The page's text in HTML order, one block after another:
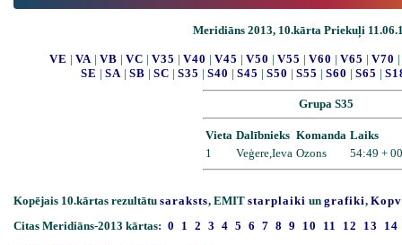
Meridiāns 2013, 10.kārta Priekuļi
VE | VA | VB | VC | V35 | V40 | V45 | V50 | V55 | V60 | V65 | V70 |
SE | SA| SB | SC | S35 | S40 | S45 | S50 | S55 | S60 | S65 |
Grupa S35
Vieta Dalībnieks Komanda Laiks
1
Veģere,Ieva Ozons 54:49 +
Kopējais 10.kārtas rezultātu saraksts, EMIT starplaiki un grafiki,
Citas Meridiāns-2013 kārtas: 0 1 2 3 4 5 6 7 8 9 10 11 12 13
14